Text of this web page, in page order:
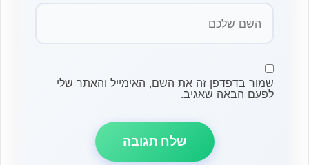
שמור בדפדפן זה את השם, האימייל והאתר שלי
לפעם הבאה שאגיב.